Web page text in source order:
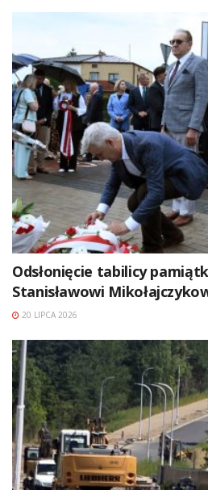
Odsłonięcie tabilicy
Stanisławowi
20 LIPCA 2026